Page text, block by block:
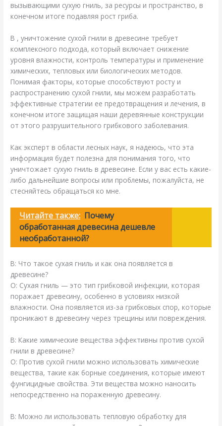
вызывающими сухую гниль, за ресурсы и пространство, в
конечном итоге подавляя рост гриба.
В , уничтожение сухой гнили в древесине требует
комплексного подхода, который включает снижение
уровня влажности, контроль температуры и применение
химических, тепловых или биологических методов.
Понимая факторы, которые способствуют росту и
распространению сухой гнили, мы можем разработать
эффективные стратегии ее предотвращения и лечения, в
конечном итоге защищая наши деревянные конструкции
от этого разрушительного грибкового заболевания.
Как эксперт в области лесных наук, я надеюсь, что эта
информация будет полезна для понимания того, что
уничтожает сухую гниль в древесине. Если у вас есть какие-
либо дальнейшие вопросы или проблемы, пожалуйста, не
стесняйтесь обращаться ко мне.
Читайте также: Почему
обработанная древесина дешевле
необработанной?
В: Что такое сухая гниль и как она появляется в
древесине?
О: Сухая гниль — это тип грибковой инфекции, которая
поражает древесину, особенно в условиях низкой
влажности. Она появляется из-за грибковых спор, которые
проникают в древесину через трещины или повреждения.
В: Какие химические вещества эффективны против сухой
гнили в древесине?
О: Против сухой гнили можно использовать химические
вещества, такие как борные соединения, которые имеют
фунгицидные свойства. Эти вещества можно наносить
непосредственно на пораженную древесину.
В: Можно ли использовать тепловую обработку для